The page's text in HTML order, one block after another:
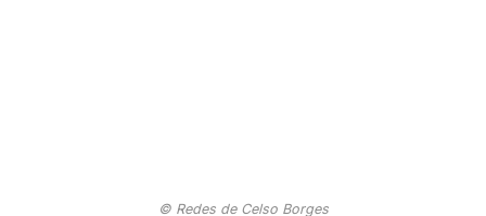
© Redes de Celso Borges